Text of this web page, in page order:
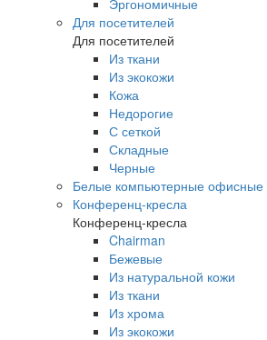
Эргономичные
Для посетителей
Для посетителей
Из ткани
Из экокожи
Кожа
Недорогие
С сеткой
Складные
Черные
Белые компьютерные офисные
Конференц-кресла
Конференц-кресла
Chairman
Бежевые
Из натуральной кожи
Из ткани
Из хрома
Из экокожи